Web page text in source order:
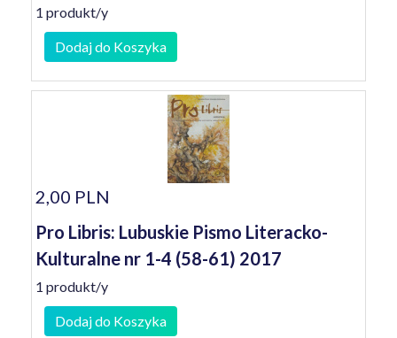
1 produkt/y
Dodaj do Koszyka
2,00 PLN
Pro Libris: Lubuskie Pismo Literacko-
Kulturalne nr 1-4 (58-61) 2017
1 produkt/y
Dodaj do Koszyka